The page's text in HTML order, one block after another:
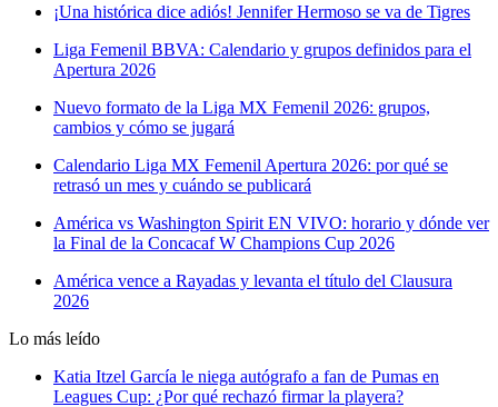
¡Una histórica dice adiós! Jennifer Hermoso se va de Tigres
Liga Femenil BBVA: Calendario y grupos definidos para el
Apertura 2026
Nuevo formato de la Liga MX Femenil 2026: grupos,
cambios y cómo se jugará
Calendario Liga MX Femenil Apertura 2026: por qué se
retrasó un mes y cuándo se publicará
América vs Washington Spirit EN VIVO: horario y dónde ver
la Final de la Concacaf W Champions Cup 2026
América vence a Rayadas y levanta el título del Clausura
2026
Lo más leído
Katia Itzel García le niega autógrafo a fan de Pumas en
Leagues Cup: ¿Por qué rechazó firmar la playera?